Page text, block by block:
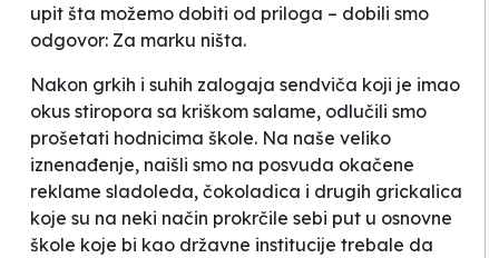
upit šta možemo dobiti od priloga – dobili smo
odgovor: Za marku ništa.
Nakon grkih i suhih zalogaja sendviča koji je imao
okus stiropora sa kriškom salame, odlučili smo
prošetati hodnicima škole. Na naše veliko
iznenađenje, naišli smo na posvuda okačene
reklame sladoleda, čokoladica i drugih grickalica
koje su na neki način prokrčile sebi put u osnovne
škole koje bi kao državne institucije trebale da